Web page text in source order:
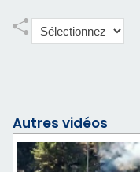
Autres vidéos